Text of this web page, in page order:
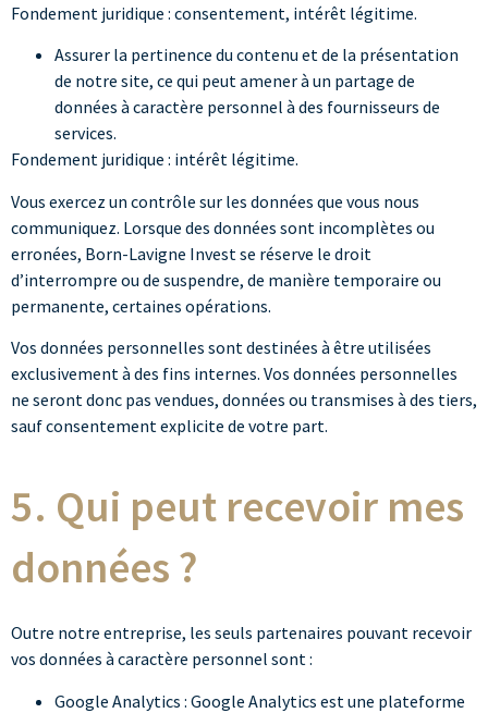
Fondement juridique : consentement, intérêt légitime.
Assurer la pertinence du contenu et de la présentation
de notre site, ce qui peut amener à un partage de
données à caractère personnel à des fournisseurs de
services.
Fondement juridique : intérêt légitime.
Vous exercez un contrôle sur les données que vous nous
communiquez. Lorsque des données sont incomplètes ou
erronées, Born-Lavigne Invest se réserve le droit
d’interrompre ou de suspendre, de manière temporaire ou
permanente, certaines opérations.
Vos données personnelles sont destinées à être utilisées
exclusivement à des fins internes. Vos données personnelles
ne seront donc pas vendues, données ou transmises à des tiers,
sauf consentement explicite de votre part.
5. Qui peut recevoir mes
données ?
Outre notre entreprise, les seuls partenaires pouvant recevoir
vos données à caractère personnel sont :
Google Analytics : Google Analytics est une plateforme